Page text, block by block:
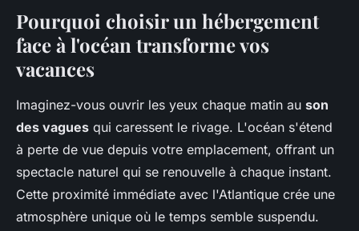
Pourquoi choisir un hébergement
face à l'océan transforme vos
vacances
Imaginez-vous ouvrir les yeux chaque matin au son
des vagues qui caressent le rivage. L'océan s'étend
à perte de vue depuis votre emplacement, offrant un
spectacle naturel qui se renouvelle à chaque instant.
Cette proximité immédiate avec l'Atlantique crée une
atmosphère unique où le temps semble suspendu.